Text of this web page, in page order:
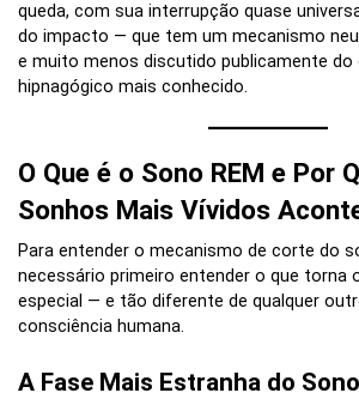
queda, com sua interrupção quase
do impacto — que tem um mecanismo
e muito menos discutido publicamente do
hipnagógico mais conhecido.
O Que é o Sono REM e Por
Sonhos Mais Vívidos
Para entender o mecanismo de corte do
necessário primeiro entender o que torna
especial — e tão diferente de qualquer
consciência humana.
A Fase Mais Estranha do Sono